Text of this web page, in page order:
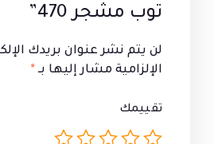
توب مشجر 470”
لن يتم نشر عنوان بريدك
الإلزامية مشار إليها بـ *
تقييمك